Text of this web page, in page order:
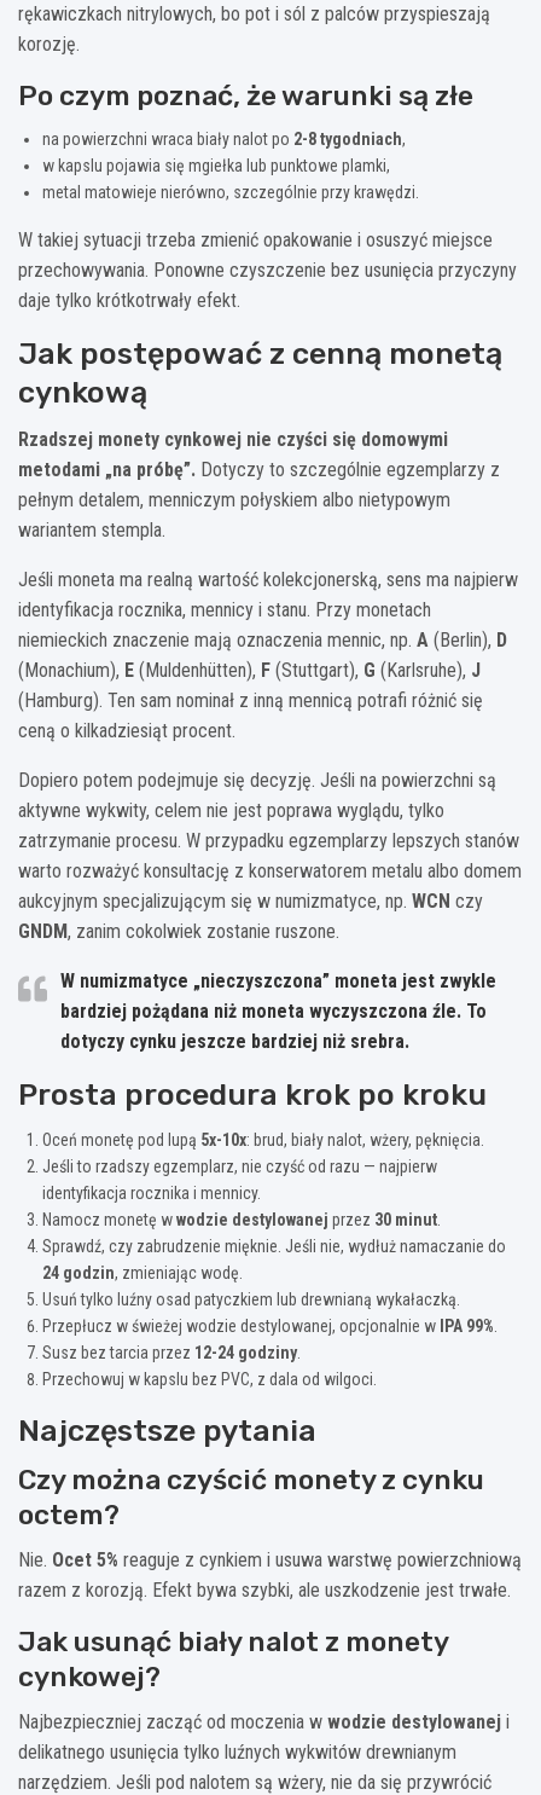
rękawiczkach nitrylowych, bo pot i sól z palców przyspieszają
korozję.
Po czym poznać, że warunki są złe
na powierzchni wraca biały nalot po 2-8 tygodniach,
w kapslu pojawia się mgiełka lub punktowe plamki,
metal matowieje nierówno, szczególnie przy krawędzi.
W takiej sytuacji trzeba zmienić opakowanie i osuszyć miejsce
przechowywania. Ponowne czyszczenie bez usunięcia przyczyny
daje tylko krótkotrwały efekt.
Jak postępować z cenną monetą
cynkową
Rzadszej monety cynkowej nie czyści się domowymi
metodami „na próbę”. Dotyczy to szczególnie egzemplarzy z
pełnym detalem, menniczym połyskiem albo nietypowym
wariantem stempla.
Jeśli moneta ma realną wartość kolekcjonerską, sens ma najpierw
identyfikacja rocznika, mennicy i stanu. Przy monetach
niemieckich znaczenie mają oznaczenia mennic, np. A (Berlin), D
(Monachium), E (Muldenhütten), F (Stuttgart), G (Karlsruhe), J
(Hamburg). Ten sam nominał z inną mennicą potrafi różnić się
ceną o kilkadziesiąt procent.
Dopiero potem podejmuje się decyzję. Jeśli na powierzchni są
aktywne wykwity, celem nie jest poprawa wyglądu, tylko
zatrzymanie procesu. W przypadku egzemplarzy lepszych stanów
warto rozważyć konsultację z konserwatorem metalu albo domem
aukcyjnym specjalizującym się w numizmatyce, np. WCN czy
GNDM, zanim cokolwiek zostanie ruszone.
W numizmatyce „nieczyszczona” moneta jest zwykle
bardziej pożądana niż moneta wyczyszczona źle. To
dotyczy cynku jeszcze bardziej niż srebra.
Prosta procedura krok po kroku
Oceń monetę pod lupą 5x-10x: brud, biały nalot, wżery, pęknięcia.
Jeśli to rzadszy egzemplarz, nie czyść od razu — najpierw
identyfikacja rocznika i mennicy.
Namocz monetę wwodzie destylowanej przez 30 minut
Sprawdź, czy zabrudzenie mięknie. Jeśli nie, wydłuż namaczanie do
24 godzin, zmieniając wodę.
Usuń tylko luźny osad patyczkiem lub drewnianą wykałaczką.
Przepłucz w świeżej wodzie destylowanej, opcjonalnie w
IPA 99%
Susz bez tarcia przez 12-24 godziny.
Przechowuj w kapslu bez PVC, z dala od wilgoci.
Najczęstsze pytania
Czy można czyścić monety z cynku
octem?
Nie. Ocet 5% reaguje z cynkiem i usuwa warstwę powierzchniową
razem z korozją. Efekt bywa szybki, ale uszkodzenie jest trwałe.
Jak usunąć biały nalot z monety
cynkowej?
Najbezpieczniej zacząć od moczenia w wodzie destylowanej i
delikatnego usunięcia tylko luźnych wykwitów drewnianym
narzędziem. Jeśli pod nalotem są wżery, nie da się przywrócić